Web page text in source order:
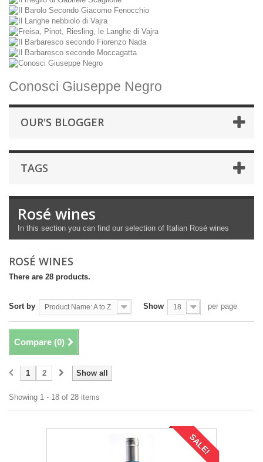
Conosci Giuseppe Negro
OUR'S BLOGGER
TAGS
Rosé wines
In this section you can find our selection of Italian Rosé wines
ROSÉ WINES
There are 28 products.
Sort by Product Name: A to Z Show 18 per page
Compare (0)
Show all
1 2
Showing 1 - 18 of 28 items
SALE!